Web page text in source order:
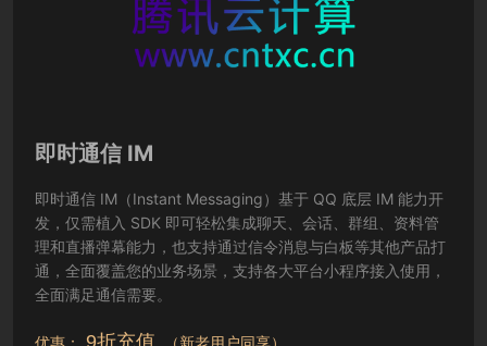
即时通信 IM
即时通信 IM（Instant Messaging）基于 QQ 底层 IM 能力开
发，仅需植入 SDK 即可轻松集成聊天、会话、群组、资料管
理和直播弹幕能力，也支持通过信令消息与白板等其他产品打
通，全面覆盖您的业务场景，支持各大平台小程序接入使用，
全面满足通信需要。
优惠： 9折充值 （新老用户同享）